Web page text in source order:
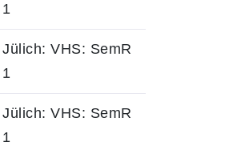
1
Jülich: VHS: SemR
1
Jülich: VHS: SemR
1